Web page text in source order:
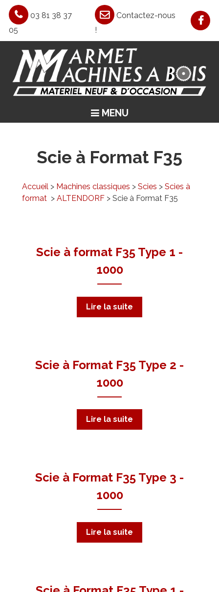
03 81 38 37
05
Contactez-nous
!
ACCUEIL
MACHINES CLASSIQUES
RÉFÉRENCES
MENU
Scie à Format F35
Accueil > Machines classiques > Scies > Scies à
format > ALTENDORF > Scie à Format F35
Scie à format F35 Type 1 -
1000
Lire la suite
Scie à Format F35 Type 2 -
1000
Lire la suite
Scie à Format F35 Type 3 -
1000
Lire la suite